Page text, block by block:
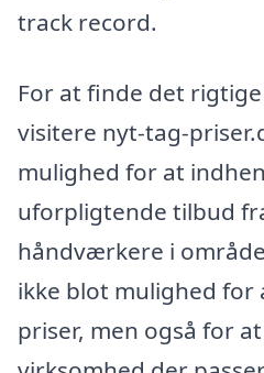
track record.
For at finde det
visitere nyt-tag-
mulighed for at
uforpligtende tilbud
håndværkere i
ikke blot mulighed for
priser, men også for